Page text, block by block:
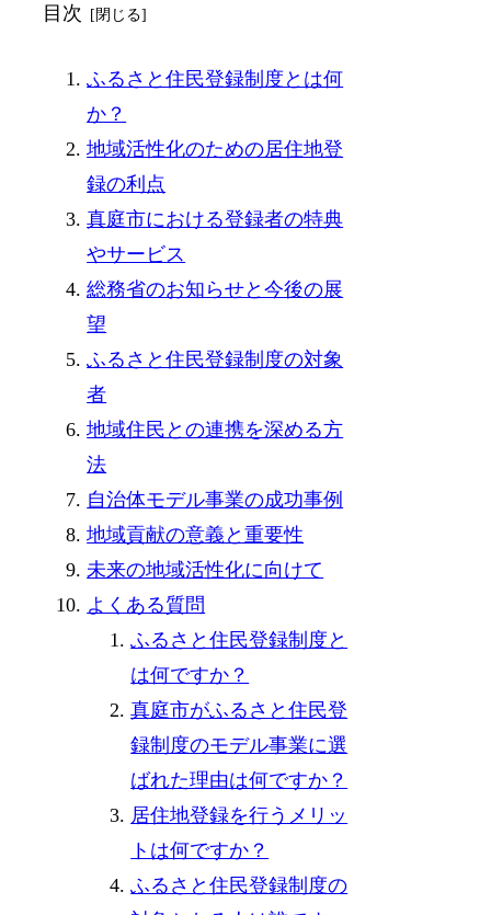
目次
ふるさと住民登録制度とは何
か？
地域活性化のための居住地登
録の利点
真庭市における登録者の特典
やサービス
総務省のお知らせと今後の展
望
ふるさと住民登録制度の対象
者
地域住民との連携を深める方
法
自治体モデル事業の成功事例
地域貢献の意義と重要性
未来の地域活性化に向けて
よくある質問
ふるさと住民登録制度と
は何ですか？
真庭市がふるさと住民登
録制度のモデル事業に選
ばれた理由は何ですか？
居住地登録を行うメリッ
トは何ですか？
ふるさと住民登録制度の